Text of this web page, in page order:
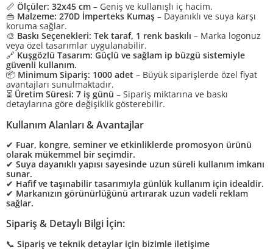
📏 Ölçüler: 32x45 cm – Geniş ve kullanışlı iç hacim.
👜 Malzeme: 270D İmperteks Kumaş – Dayanıklı ve suya karşı
koruma sağlar.
🎨 Baskı Seçenekleri: Tek taraf, 1 renk baskılı – Marka logonuz
veya özel tasarımlar uygulanabilir.
🔗 Kuşgözlü Tasarım: Güçlü ve sağlam ip büzgü sistemiyle
güvenli kullanım.
📦 Minimum Sipariş: 1000 adet – Büyük siparişlerde özel fiyat
avantajları sunulmaktadır.
⏳ Üretim Süresi: 7 iş günü – Sipariş miktarına ve baskı
detaylarına göre değişiklik gösterebilir.
Kullanım Alanları & Avantajlar
✔ Fuar, kongre, seminer ve etkinliklerde promosyon ürünü
olarak mükemmel bir seçimdir.
✔ Suya dayanıklı yapısı sayesinde uzun süreli kullanım imkanı
sunar.
✔ Hafif ve taşınabilir tasarımıyla günlük kullanım için idealdir.
✔ Markanızın görünürlüğünü artırarak uzun vadeli reklam
sağlar.
Sipariş & Detaylı Bilgi İçin:
📞 Sipariş ve teknik detaylar için bizimle iletişime